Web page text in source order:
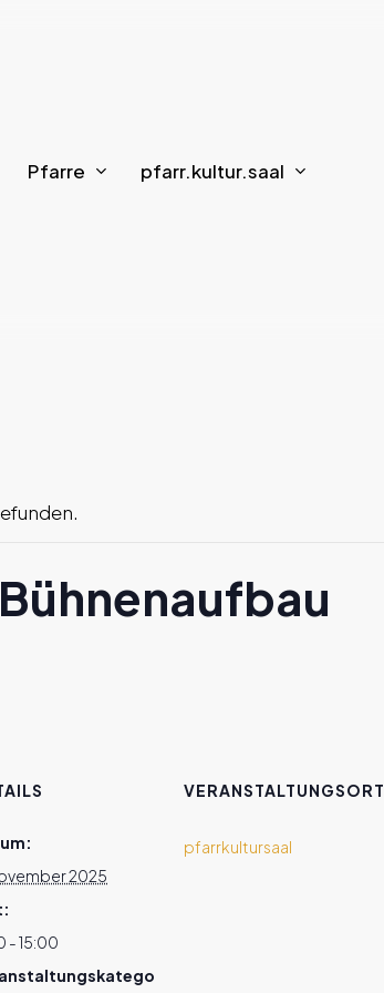
Pfarre pfarr.kultur.saal
2025
- 15:00
VERANSTALTUNGSORT
pfarrkultursaal